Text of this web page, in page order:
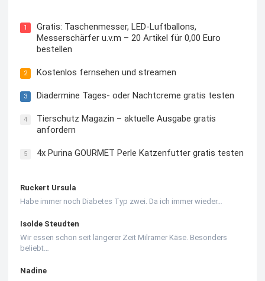
1
Gratis: Taschenmesser, LED-Luftballons,
Messerschärfer u.v.m – 20 Artikel für 0,00 Euro
bestellen
2 Kostenlos fernsehen und streamen
3 Diadermine Tages- oder Nachtcreme gratis testen
4
Tierschutz Magazin – aktuelle Ausgabe gratis
anfordern
5 4x Purina GOURMET Perle Katzenfutter gratis testen
Ruckert Ursula
Habe immer noch Diabetes Typ zwei. Da ich immer wieder…
Isolde Steudten
Wir essen schon seit längerer Zeit Milramer Käse. Besonders
beliebt…
Nadine